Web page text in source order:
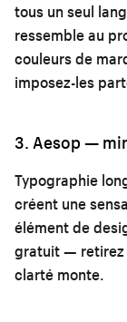
tous un seul
ressemble au
couleurs de
imposez-les
3. Aesop —
Typographie
créent une
élément de
gratuit — retirez
clarté monte.